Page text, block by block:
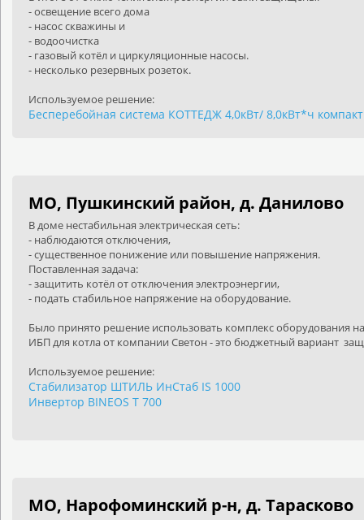
- освещение всего дома
- насос скважины и
- водоочистка
- газовый котёл и циркуляционные насосы.
- несколько резервных розеток.
Используемое решение:
Бесперебойная система КОТТЕДЖ 4,0кВт/ 8,0кВт*ч компакт
МО, Пушкинский район, д. Данилово
В доме нестабильная электрическая сеть:
- наблюдаются отключения,
- существенное понижение или повышение напряжения.
Поставленная задача:
- защитить котёл от отключения электроэнергии,
- подать стабильное напряжение на оборудование.
Было принято решение использовать комплекс оборудования
ИБП для котла от компании Светон - это бюджетный вариант
Используемое решение:
Стабилизатор ШТИЛЬ ИнСтаб IS 1000
Инвертор BINEOS T 700
МО, Нарофоминский р-н, д. Тарасково